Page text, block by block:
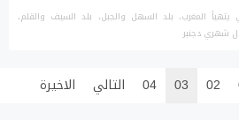
المغرب، بلد السهل والجبل، بلد السيف والقلم،
شهري دجنبر
02
03
04 التالي
الاخيرة